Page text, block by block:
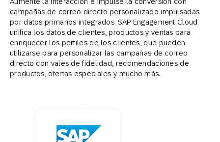
campañas de correo directo personalizado impulsadas
por datos primarios integrados. SAP Engagement Cloud
unifica los datos de clientes, productos y ventas para
enriquecer los perfiles de los clientes, que pueden
utilizarse para personalizar las campañas de correo
directo con vales de fidelidad, recomendaciones de
productos, ofertas especiales y mucho más.